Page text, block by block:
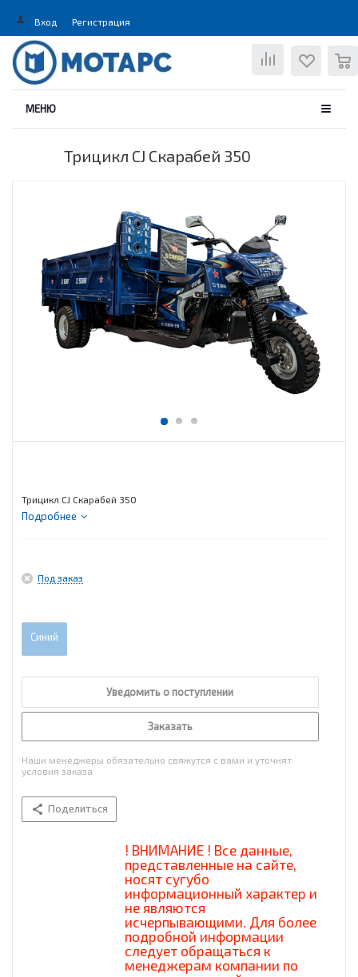
Вход Регистрация
МЕНЮ
Трицикл CJ Скарабей 350
Трицикл CJ Скарабей 350
Подробнее
Под заказ
Синий
Уведомить о поступлении
Заказать
Наши менеджеры обязательно свяжутся с вами и уточнят
условия заказа
Поделиться
! ВНИМАНИЕ ! Все данные,
представленные на сайте,
носят сугубо
информационный характер и
не являются
исчерпывающими. Для более
подробной информации
следует обращаться к
менеджерам компании по